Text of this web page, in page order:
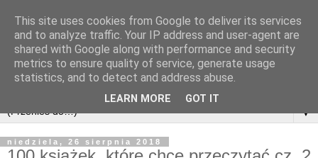
▼
niedziela, 26 sierpnia 2018
This site uses cookies from Google to deliver its services
and to analyze traffic. Your IP address and user-agent are
shared with Google along with performance and security
metrics to ensure quality of service, generate usage
statistics, and to detect and address abuse.
LEARN MORE GOT IT